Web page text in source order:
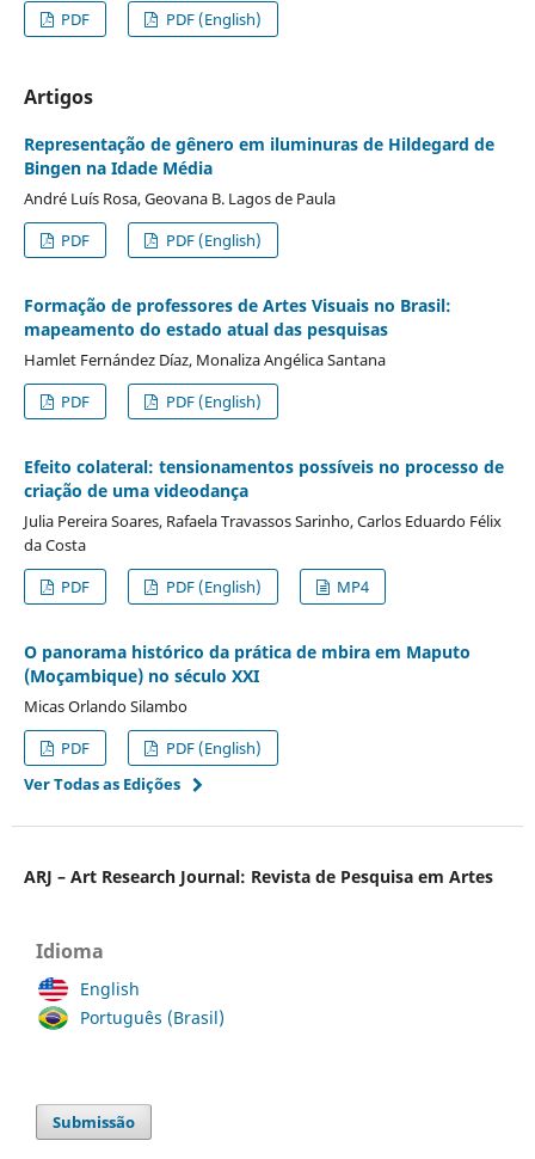
PDF PDF (English)
Artigos
Representação de gênero em iluminuras de Hildegard de
Bingen na Idade Média
André Luís Rosa, Geovana B. Lagos de Paula
PDF
PDF (English)
Formação de professores de Artes Visuais no Brasil:
mapeamento do estado atual das pesquisas
Hamlet Fernández Díaz, Monaliza Angélica Santana
PDF
PDF (English)
Efeito colateral: tensionamentos possíveis no processo de
criação de uma videodança
Julia Pereira Soares, Rafaela Travassos Sarinho, Carlos Eduardo Félix
da Costa
PDF
PDF (English) MP4
O panorama histórico da prática de mbira em Maputo
(Moçambique) no século XXI
Micas Orlando Silambo
PDF
PDF (English)
Ver Todas as Edições
ARJ – Art Research Journal: Revista de Pesquisa em Artes
Idioma
English
Português (Brasil)
Submissão